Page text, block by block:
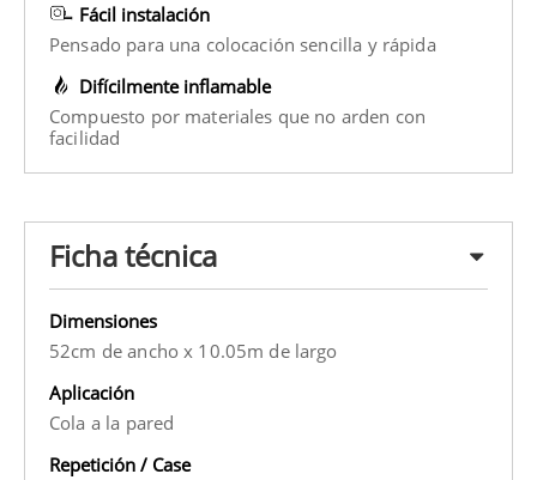
Fácil instalación
Pensado para una colocación sencilla y rápida
Difícilmente inflamable
Compuesto por materiales que no arden con
facilidad
Ficha técnica
Dimensiones
52cm de ancho x 10.05m de largo
Aplicación
Cola a la pared
Repetición / Case